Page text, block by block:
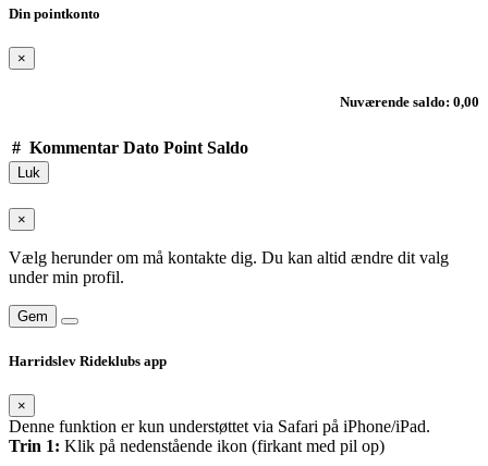
Din pointkonto
×
Nuværende saldo: 0,00
# Kommentar Dato Point Saldo
Luk
×
Vælg herunder om må kontakte dig. Du kan altid ændre dit valg
under min profil.
Gem
Harridslev Rideklubs app
×
Denne funktion er kun understøttet via Safari på iPhone/iPad.
Trin 1: Klik på nedenstående ikon (firkant med pil op)